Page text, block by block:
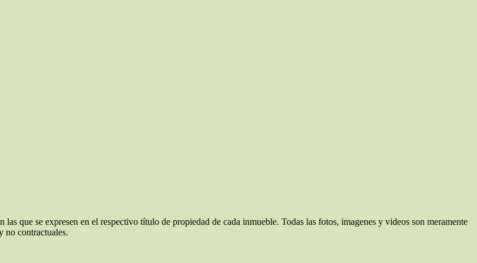
las que se expresen en el respectivo título de propiedad de cada inmueble. Todas las fotos, imagenes y videos son meramente
no contractuales.